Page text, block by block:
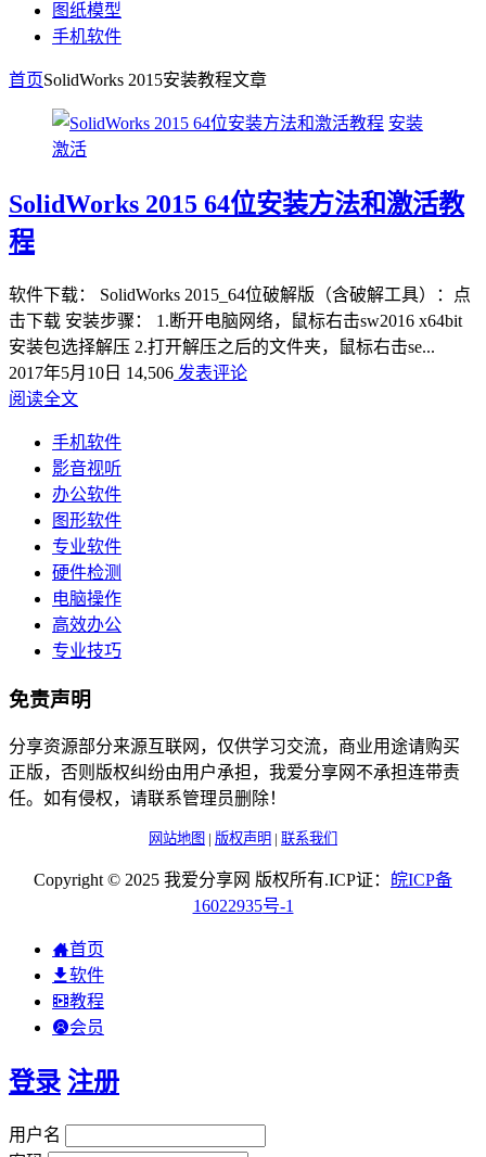
图纸模型
手机软件
首页SolidWorks 2015安装教程文章
安装
激活
SolidWorks 2015 64位安装方法和激活教
程
软件下载： SolidWorks 2015_64位破解版（含破解工具）：点
击下载 安装步骤： 1.断开电脑网络，鼠标右击sw2016 x64bit
安装包选择解压 2.打开解压之后的文件夹，鼠标右击se...
2017年5月10日 14,506 发表评论
阅读全文
手机软件
影音视听
办公软件
图形软件
专业软件
硬件检测
电脑操作
高效办公
专业技巧
免责声明
分享资源部分来源互联网，仅供学习交流，商业用途请购买
正版，否则版权纠纷由用户承担，我爱分享网不承担连带责
任。如有侵权，请联系管理员删除！
网站地图 | 版权声明 | 联系我们
Copyright © 2025 我爱分享网 版权所有.ICP证： 皖ICP备
16022935号-1
首页
软件
教程
会员
登录 注册
用户名